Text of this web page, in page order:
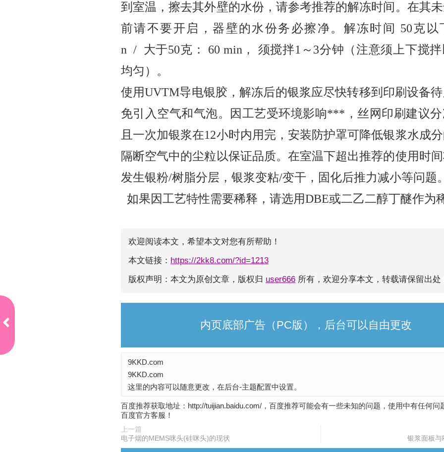
到室温，擦去其外壁的水份，请参考推荐的解冻时间。在其
前请不要开启，器壁的水份务必擦净。解冻时间 50克以
n / 大于50克： 60 min， 须搅拌1～3分钟（注意须上下搅
均匀）。
使用UVTM导电银胶，解冻后的银浆应尽快转移到印刷设备
免引入空气和气泡。因工艺受环境影响***，丝网印刷建议分
且一次加银浆在12小时内用完，安装防护罩可降低银浆水成
隔断空气中的尘粒以保证品质。在室温下超出推荐的使用时
发生银粉/树脂分层，银浆变粘/变干，固化后推力减小等问题。
如果因工艺特性需要稀释，请选用DBE或二乙二醇丁醚作为
欢迎阅读本文，希望本文对您有所帮助！
本文链接： https://2kk8.com/?id=1213
版权声明：本文为原创文章，版权归 user666 所有，欢迎分享本文，转载请保留出处
内页底部广告（PC版），后台可以自由更改
9KKD.com
9KKD.com
这里的内容可以随意更改，在后台-主题配置中设置。
百度推荐获取地址：http://tuijian.baidu.com/，百度推荐可能会有一些未知的问题，使用中有任何问
百度官方客服！
上一篇
电子烟的MEMS咪头(硅咪头)的现状
银浆面板与